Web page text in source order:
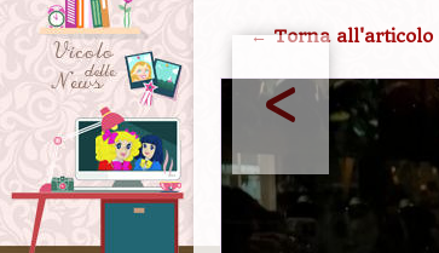
← Torna all'articolo
<